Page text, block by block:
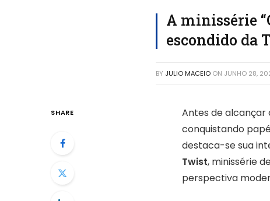
A minissérie
escondido da
BY JULIO MACEIO ON JUNHO 28,
SHARE
Antes de alcançar
conquistando
destaca-se sua
Twist, minissérie
perspectiva